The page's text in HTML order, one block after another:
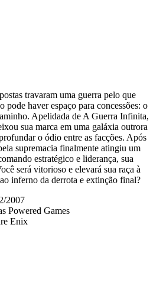
travaram uma guerra pelo que
pode haver espaço para concessões: o
Apelidada de A Guerra Infinita,
sua marca em uma galáxia outrora
o ódio entre as facções. Após
supremacia finalmente atingiu um
estratégico e liderança, sua
será vitorioso e elevará sua raça à
inferno da derrota e extinção final?
2007
Powered Games
Enix